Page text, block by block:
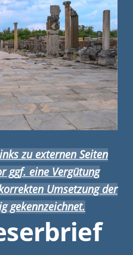
zu externen Seiten
ggf. eine Vergütung
Umsetzung der
gekennzeichnet.